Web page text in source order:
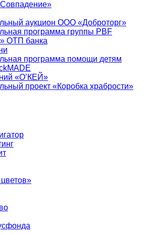
аукцион ООО «Доброторг»
программа группы PBF
ОТП банка
программа помощи детям
«О’КЕЙ»
проект «Коробка храбрости»